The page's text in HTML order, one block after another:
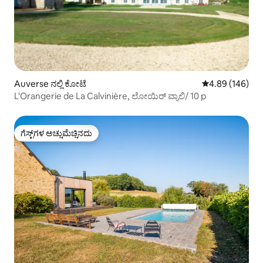
Auverse ನಲ್ಲಿ ಕೋಟೆ 5 ರಲ್ಲಿ 4.89
4.89 (146)
L'Orangerie de La Calvinière, ಲೋಯಿರ್ ವ್ಯಾಲಿ/ 10 p
ಗೆಸ್ಟ್‌ಗಳ ಅಚ್ಚುಮೆಚ್ಚಿನದು
ಗೆಸ್ಟ್‌ಗಳ ಅಚ್ಚುಮೆಚ್ಚಿನದು